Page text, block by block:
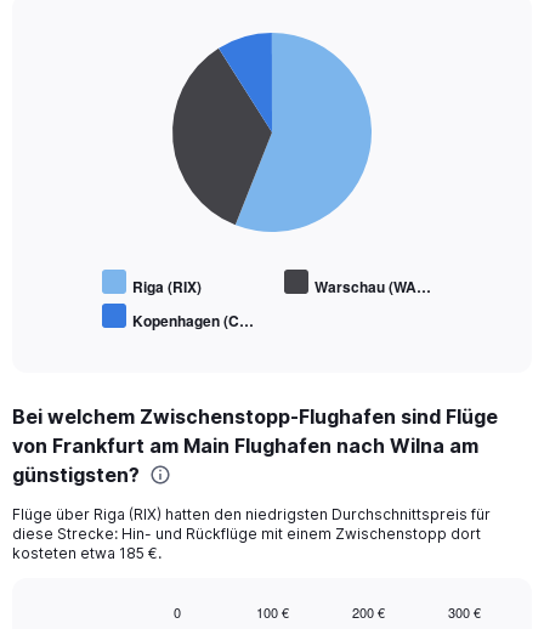
Riga (RIX)
Warschau (WA…
Kopenhagen (C…
Bei welchem Zwischenstopp-Flughafen sind Flüge
von Frankfurt am Main Flughafen nach Wilna am
günstigsten?
Flüge über Riga (RIX) hatten den niedrigsten Durchschnittspreis für
diese Strecke: Hin- und Rückflüge mit einem Zwischenstopp dort
kosteten etwa 185 €.
0 100 € 200 € 300 €